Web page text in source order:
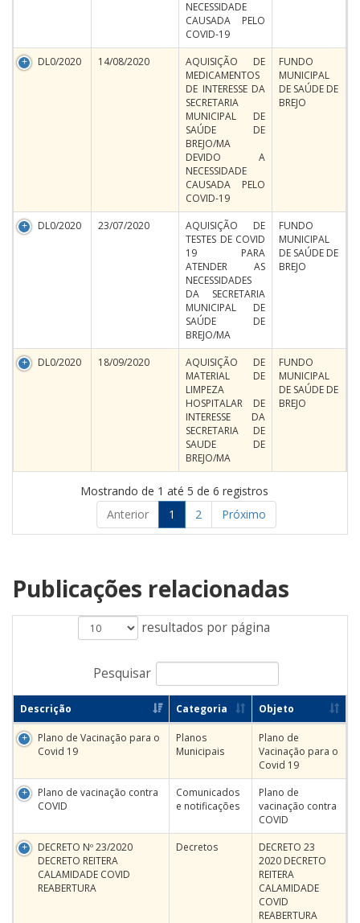
NECESSIDADE
CAUSADA PELO
COVID-19
DL0/2020
14/08/2020
AQUISIÇÃO DE
MEDICAMENTOS
DE INTERESSE DA
SECRETARIA
MUNICIPAL DE
SAÚDE DE
BREJO/MA
DEVIDO A
NECESSIDADE
CAUSADA PELO
COVID-19
FUNDO
MUNICIPAL
DE SAÚDE DE
BREJO
DL0/2020 23/07/2020
AQUISIÇÃO DE
TESTES DE COVID
19 PARA
ATENDER AS
NECESSIDADES
DA SECRETARIA
MUNICIPAL DE
SAÚDE DE
BREJO/MA
FUNDO
MUNICIPAL
DE SAÚDE DE
BREJO
DL0/2020 18/09/2020
AQUISIÇÃO DE
MATERIAL DE
LIMPEZA
HOSPITALAR DE
INTERESSE DA
SECRETARIA DE
SAUDE DE
BREJO/MA
FUNDO
MUNICIPAL
DE SAÚDE DE
BREJO
Mostrando de 1 até 5 de 6 registros
Anterior
1 2 Próximo
Publicações relacionadas
resultados por página
Pesquisar
Descrição Categoria Objeto
Plano de Vacinação para o
Covid 19
Planos
Municipais
Plano de
Vacinação para o
Covid 19
Plano de vacinação contra
COVID
Comunicados
e notificações
Plano de
vacinação contra
COVID
DECRETO Nº 23/2020
DECRETO REITERA
CALAMIDADE COVID
REABERTURA
Decretos
DECRETO 23
2020 DECRETO
REITERA
CALAMIDADE
COVID
REABERTURA